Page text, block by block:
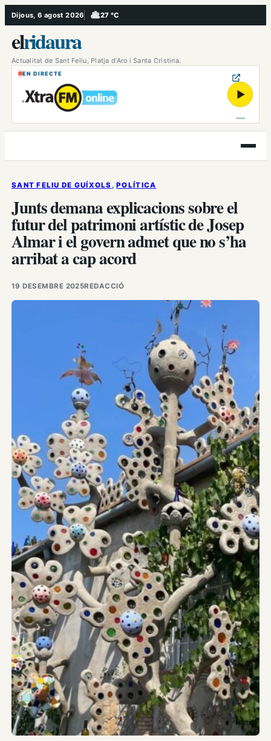
Vés
al
contingut
Dijous, 6 agost 2026 27 °C
, Ennuvolat
elridaura
Actualitat de Sant Feliu, Platja d’Aro i Santa Cristina.
EN DIRECTE
▶
Obre
el
SANT FELIU DE GUÍXOLS , POLÍTICA
Junts demana explicacions sobre el
futur del patrimoni artístic de Josep
Almar i el govern admet que no s’ha
arribat a cap acord
19 DESEMBRE 2025REDACCIÓ